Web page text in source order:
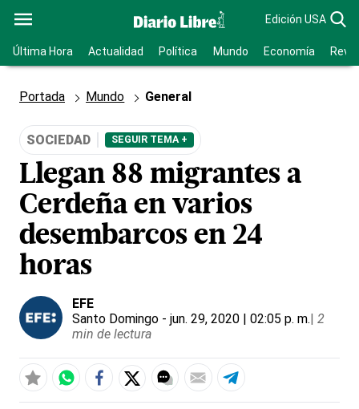
Edición USA
Última Hora Actualidad Política Mundo Economía
Portada Mundo General
SOCIEDAD SEGUIR TEMA +
Llegan 88 migrantes a
Cerdeña en varios
desembarcos en 24
horas
EFE
Santo Domingo - jun. 29, 2020 | 02:05 p. m.| 2
min de lectura